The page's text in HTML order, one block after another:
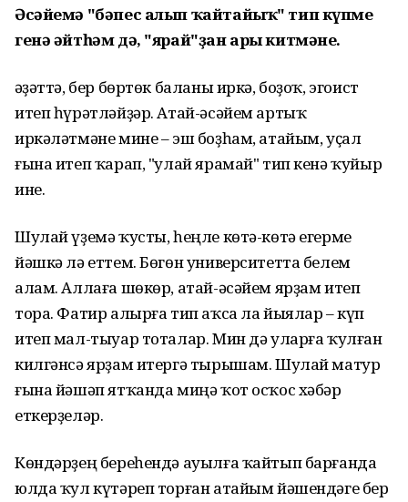
Әсәйемә "бәпес алып ҡайтайыҡ" тип күпме
генә әйтһәм дә, "ярай"ҙан ары китмәне.
Ғәҙәттә, бер бөртөк баланы иркә, боҙоҡ, эгоист
итеп һүрәтләйҙәр. Атай-әсәйем артыҡ
иркәләтмәне мине – эш боҙһам, атайым, уҫал
ғына итеп ҡарап, "улай ярамай" тип кенә ҡуйыр
ине.
Шулай үҙемә ҡусты, һеңле көтә-көтә егерме
йәшкә лә еттем. Бөгөн университетта белем
алам. Аллаға шөкөр, атай-әсәйем ярҙам итеп
тора. Фатир алырға тип аҡса ла йыялар – күп
итеп мал-тыуар тоталар. Мин дә уларға ҡулған
килгәнсә ярҙам итергә тырышам. Шулай матур
ғына йәшәп ятҡанда миңә ҡот осҡос хәбәр
еткерҙеләр.
Көндәрҙең береһендә ауылға ҡайтып барғанда
юлда ҡул күтәреп торған атайым йәшендәге бер